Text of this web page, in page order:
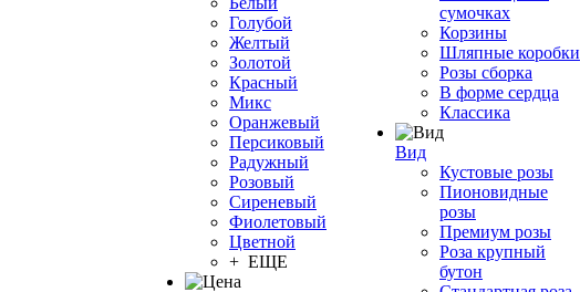
Голубой
Желтый
Золотой
Красный
Микс
Оранжевый
Персиковый
Радужный
Розовый
Сиреневый
Фиолетовый
Цветной
+ ЕЩЕ
сумочках
Корзины
Шляпные коробки
Розы сборка
В форме сердца
Классика
Вид
Кустовые розы
Пионовидные
розы
Премиум розы
Роза крупный
бутон